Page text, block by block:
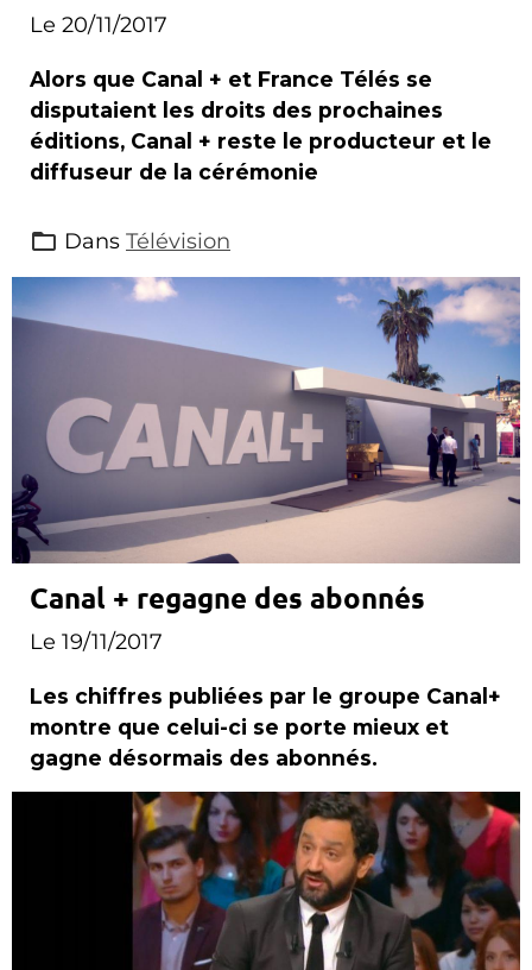
Le 20/11/2017
Alors que Canal + et France Télés se
disputaient les droits des prochaines
éditions, Canal + reste le producteur et le
diffuseur de la cérémonie
Dans Télévision
Canal + regagne des abonnés
Le 19/11/2017
Les chiffres publiées par le groupe Canal+
montre que celui-ci se porte mieux et
gagne désormais des abonnés.